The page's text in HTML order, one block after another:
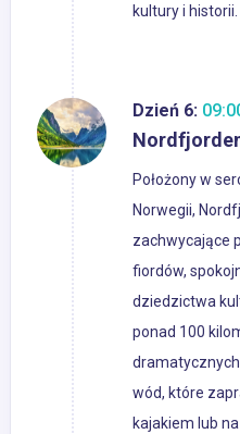
kultury i historii.
Dzień 6:
Położony w
Norwegii,
zachwycające
fiordów,
dziedzictwa
ponad 100
wód, które
kajakiem lub